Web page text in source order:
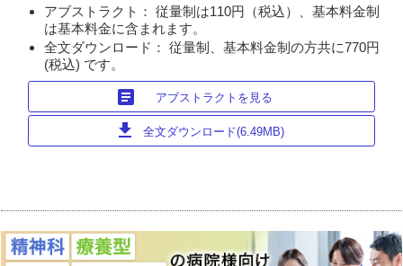
アブストラクト： 従量制は110円（税込）、基本料金制
は基本料金に含まれます。
全文ダウンロード： 従量制、基本料金制の方共に770円
(税込) です。
article アブストラクトを見る
download 全文ダウンロード(6.49MB)